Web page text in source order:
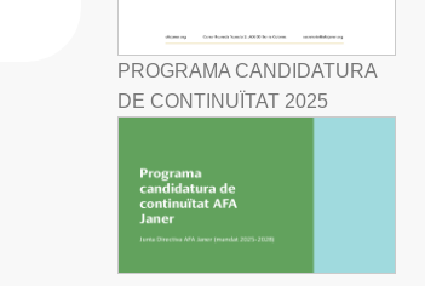
PROGRAMA CANDIDATURA
DE CONTINUÏTAT 2025